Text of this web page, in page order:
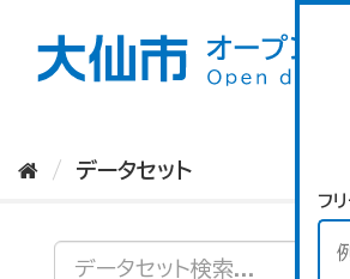
フ
データセット